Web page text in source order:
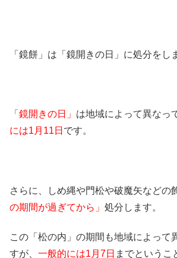
「鏡餅」は「鏡開きの日」に処分をし
「鏡開きの日」 は地域によって異なっ
には1月11日 です。
さらに、しめ縄や門松や破魔矢などの
の期間が過ぎてから」 処分します。
この「松の内」の期間も地域によって
すが、 一般的には1月7日 までというこ